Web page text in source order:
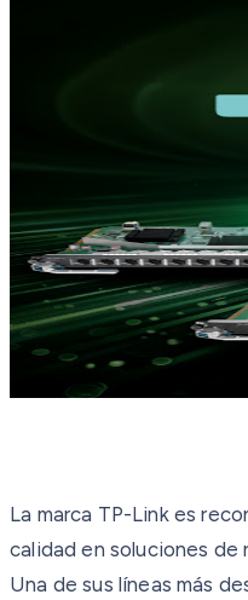
La marca TP-Link es
calidad en soluciones de
Una de sus líneas más